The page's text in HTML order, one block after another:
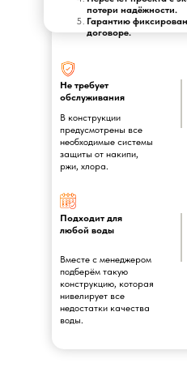
потери надёжности.
Гарантию
договоре.
Не требует
обслуживания
В конструкции
предусмотрены все
необходимые системы
защиты от накипи,
ржи, хлора.
Подходит для
любой воды
Вместе с менеджером
подберём такую
конструкцию, которая
нивелирует все
недостатки качества
воды.